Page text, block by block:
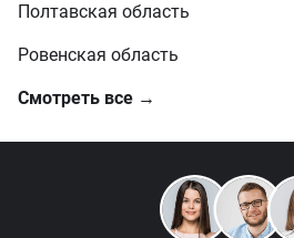
Полтавская область
Ровенская область
Смотреть все →